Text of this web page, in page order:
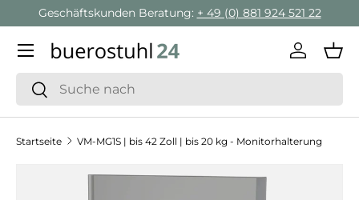
Direkt zum Inhalt
Geschäftskunden Beratung: + 49 (0) 881 924 521 22
Suchen
Suchen
Menü
Startseite VM-MG1S | bis 42 Zoll | bis 20 kg - Monitorhalterung